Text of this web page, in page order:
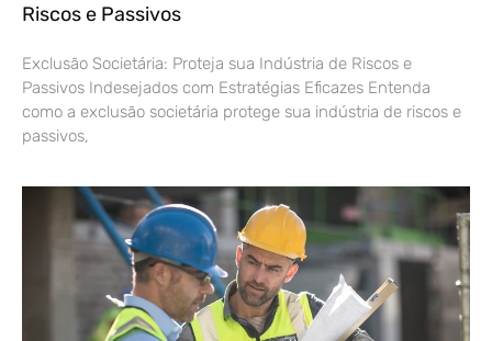
Riscos e Passivos
Exclusão Societária: Proteja sua Indústria de Riscos e
Passivos Indesejados com Estratégias Eficazes Entenda
como a exclusão societária protege sua indústria de riscos e
passivos,